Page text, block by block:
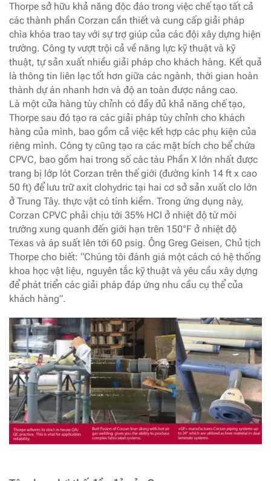
Thorpe sở hữu khả năng độc đáo trong việc chế tạo tất cả
các thành phần Corzan cần thiết và cung cấp giải pháp
chìa khóa trao tay với sự trợ giúp của các đội xây dựng hiện
trường. Công ty vượt trội cả về năng lực kỹ thuật và kỹ
thuật, tự sản xuất nhiều giải pháp cho khách hàng. Kết quả
là thông tin liên lạc tốt hơn giữa các ngành, thời gian hoàn
thành dự án nhanh hơn và độ an toàn được nâng cao.
Là một cửa hàng tùy chỉnh có đầy đủ khả năng chế tạo,
Thorpe sau đó tạo ra các giải pháp tùy chỉnh cho khách
hàng của mình, bao gồm cả việc kết hợp các phụ kiện của
riêng mình. Công ty cũng tạo ra các mặt bích cho bể chứa
CPVC, bao gồm hai trong số các tàu Phần X lớn nhất được
trang bị lớp lót Corzan trên thế giới (đường kính 14 ft x cao
50 ft) để lưu trữ axit clohydric tại hai cơ sở sản xuất clo lớn
ở Trung Tây. thực vật có tính kiềm. Trong ứng dụng này,
Corzan CPVC phải chịu tới 35% HCl ở nhiệt độ từ môi
trường xung quanh đến giới hạn trên 150°F ở nhiệt độ
Texas và áp suất lên tới 60 psig. Ông Greg Geisen, Chủ tịch
Thorpe cho biết: “Chúng tôi đánh giá một cách có hệ thống
khoa học vật liệu, nguyên tắc kỹ thuật và yêu cầu xây dựng
để phát triển các giải pháp đáp ứng nhu cầu cụ thể của
khách hàng”.